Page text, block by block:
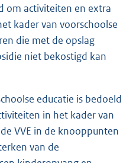
om activiteiten en extra
kader van voorschoolse
die met de opslag
niet bekostigd kan
educatie is bedoeld
in het kader van
VVE in de knooppunten
van de